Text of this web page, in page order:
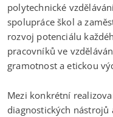
polytechnické
spolupráce škol a
rozvoj potenciálu
pracovníků ve
gramotnost a etickou
Mezi konkrétní
diagnostických nástrojů